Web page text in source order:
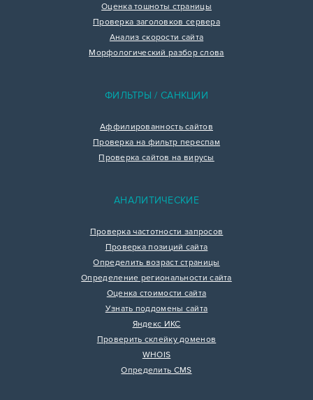
Оценка тошноты страницы
Проверка заголовков сервера
Анализ скорости сайта
Морфологический разбор слова
ФИЛЬТРЫ / САНКЦИИ
Аффилированность сайтов
Проверка на фильтр переспам
Проверка сайтов на вирусы
АНАЛИТИЧЕСКИЕ
Проверка частотности запросов
Проверка позиций сайта
Определить возраст страницы
Определение региональности сайта
Оценка стоимости сайта
Узнать поддомены сайта
Яндекс ИКС
Проверить склейку доменов
WHOIS
Определить CMS